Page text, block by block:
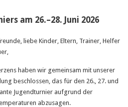
am 26.–28. Juni 2026
liebe Kinder, Eltern, Trainer, Helfer
haben wir gemeinsam mit unserer
beschlossen, das für den 26., 27. und
Jugendturnier aufgrund der
abzusagen.